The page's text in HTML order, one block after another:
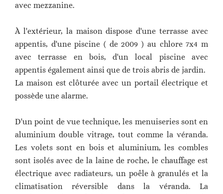
avec mezzanine.
À l'extérieur, la maison dispose d'une terrasse avec
appentis, d'une piscine ( de 2009 ) au chlore 7x4 m
avec terrasse en bois, d'un local piscine avec
appentis également ainsi que de trois abris de jardin.
La maison est clôturée avec un portail électrique et
possède une alarme.
D'un point de vue technique, les menuiseries sont en
aluminium double vitrage, tout comme la véranda.
Les volets sont en bois et aluminium, les combles
sont isolés avec de la laine de roche, le chauffage est
électrique avec radiateurs, un poêle à granulés et la
climatisation réversible dans la véranda. La